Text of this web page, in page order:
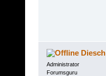
Diesch
Administrator
Forumsguru